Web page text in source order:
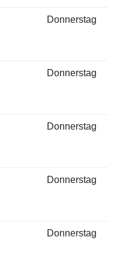
Donnerstag
Donnerstag
Donnerstag
Donnerstag
Donnerstag